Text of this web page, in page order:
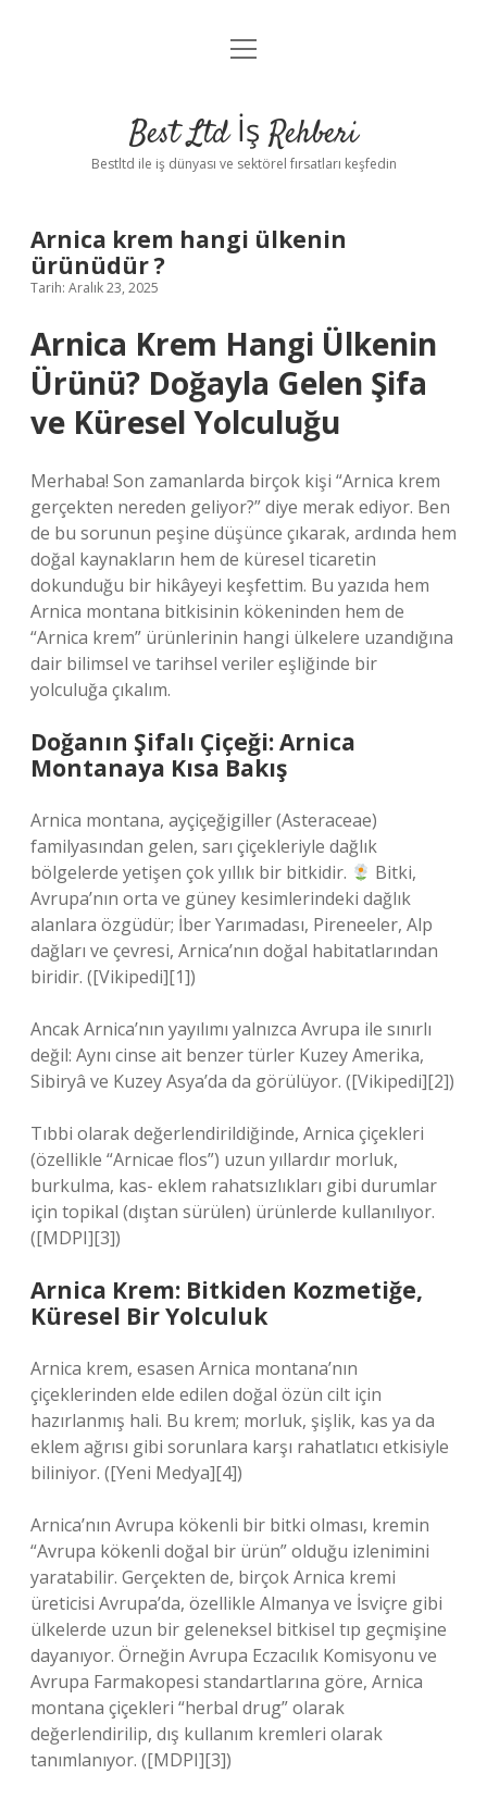
Anasayfa
Yasal Uyarı
menüyü
Best Ltd İş Rehberi
Bestltd ile iş dünyası ve sektörel fırsatları keşfedin
Arnica krem hangi ülkenin
ürünüdür ?
Tarih: Aralık 23, 2025
Arnica Krem Hangi Ülkenin
Ürünü? Doğayla Gelen Şifa
ve Küresel Yolculuğu
Merhaba! Son zamanlarda birçok kişi “Arnica krem
gerçekten nereden geliyor?” diye merak ediyor. Ben
de bu sorunun peşine düşünce çıkarak, ardında hem
doğal kaynakların hem de küresel ticaretin
dokunduğu bir hikâyeyi keşfettim. Bu yazıda hem
Arnica montana bitkisinin kökeninden hem de
“Arnica krem” ürünlerinin hangi ülkelere uzandığına
dair bilimsel ve tarihsel veriler eşliğinde bir
yolculuğa çıkalım.
Doğanın Şifalı Çiçeği: Arnica
Montanaya Kısa Bakış
Arnica montana, ayçiçeğigiller (Asteraceae)
familyasından gelen, sarı çiçekleriyle dağlık
bölgelerde yetişen çok yıllık bir bitkidir.
Bitki,
Avrupa’nın orta ve güney kesimlerindeki dağlık
alanlara özgüdür; İber Yarımadası, Pireneeler, Alp
dağları ve çevresi, Arnica’nın doğal habitatlarından
biridir. ([Vikipedi][1])
Ancak Arnica’nın yayılımı yalnızca Avrupa ile sınırlı
değil: Aynı cinse ait benzer türler Kuzey Amerika,
Sibiryâ ve Kuzey Asya’da da görülüyor. ([Vikipedi][2])
Tıbbi olarak değerlendirildiğinde, Arnica çiçekleri
(özellikle “Arnicae flos”) uzun yıllardır morluk,
burkulma, kas- eklem rahatsızlıkları gibi durumlar
için topikal (dıştan sürülen) ürünlerde kullanılıyor.
([MDPI][3])
Arnica Krem: Bitkiden Kozmetiğe,
Küresel Bir Yolculuk
Arnica krem, esasen Arnica montana’nın
çiçeklerinden elde edilen doğal özün cilt için
hazırlanmış hali. Bu krem; morluk, şişlik, kas ya da
eklem ağrısı gibi sorunlara karşı rahatlatıcı etkisiyle
biliniyor. ([Yeni Medya][4])
Arnica’nın Avrupa kökenli bir bitki olması, kremin
“Avrupa kökenli doğal bir ürün” olduğu izlenimini
yaratabilir. Gerçekten de, birçok Arnica kremi
üreticisi Avrupa’da, özellikle Almanya ve İsviçre gibi
ülkelerde uzun bir geleneksel bitkisel tıp geçmişine
dayanıyor. Örneğin Avrupa Eczacılık Komisyonu ve
Avrupa Farmakopesi standartlarına göre, Arnica
montana çiçekleri “herbal drug” olarak
değerlendirilip, dış kullanım kremleri olarak
tanımlanıyor. ([MDPI][3])